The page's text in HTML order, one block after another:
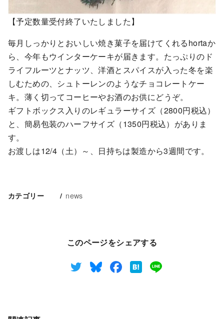
【予定数量受付終了いたしました】
毎月しっかりとおいしい焼き菓子を届けてくれるhortaか
ら、今年もウインターケーキが届きます。たっぷりのド
ライフルーツとナッツ、洋酒とスパイスが入った冬を楽
しむための、シュトーレンのようなチョコレートケー
キ。薄く切ってコーヒーやお酒のお供にどうぞ。
ギフトボックス入りのレギュラーサイズ（2800円税込）
と、簡易包装のハーフサイズ（1350円税込）がありま
す。
お渡しは12/4（土）～、日持ちは製造から3週間です。
カテゴリー news
このページをシェアする